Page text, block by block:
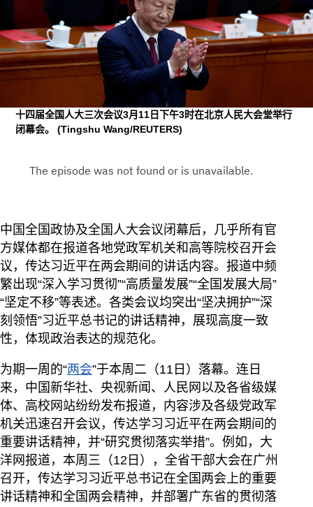
十四届全国人大三次会议3月11日下午3时在北京人民大会堂举行
闭幕会。(Tingshu Wang/REUTERS)
中国全国政协及全国人大会议闭幕后，几乎所有官
方媒体都在报道各地党政军机关和高等院校召开会
议，传达习近平在两会期间的讲话内容。报道中频
繁出现“深入学习贯彻”“高质量发展”“全国发展大局”
“坚定不移”等表述。各类会议均突出“坚决拥护”“深
刻领悟”习近平总书记的讲话精神，展现高度一致
性，体现政治表达的规范化。
为期一周的“两会”于本周二（11日）落幕。连日
来，中国新华社、央视新闻、人民网以及各省级媒
体、高校网站纷纷发布报道，内容涉及各级党政军
机关迅速召开会议，传达学习习近平在两会期间的
重要讲话精神，并“研究贯彻落实举措”。例如，大
洋网报道，本周三（12日），全省干部大会在广州
召开，传达学习习近平总书记在全国两会上的重要
讲话精神和全国两会精神，并部署广东省的贯彻落